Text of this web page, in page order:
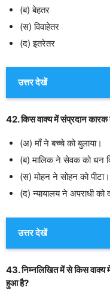
(ब) बेहतर
(स) विवाहेतर
(द) इतरेतर
उत्तर देखें
42. किस वाक्य में संप्रदान कारक
(अ) माँ ने बच्चे को बुलाया।
(ब) मालिक ने सेवक को धन
(स) मोहन ने सोहन को पीटा।
(द) न्यायालय ने अपराधी को
उत्तर देखें
43. निम्नलिखित में से किस वाक्य
हुआ है?